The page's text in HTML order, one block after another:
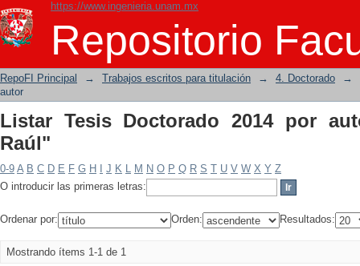
https://www.ingenieria.unam.mx
Repositorio
Listar Tesis Doctorado 2014 por autor
RepoFI Principal → Trabajos escritos para titulación → 4. Doctorado
→
autor
Listar Tesis Doctorado 2014 por
Raúl"
0-9 A B C D E F G H J K L M N O P Q R S T U V W X Y Z
O introducir las primeras letras:
Ordenar por: Orden: Resultados:
Mostrando ítems 1-1 de 1